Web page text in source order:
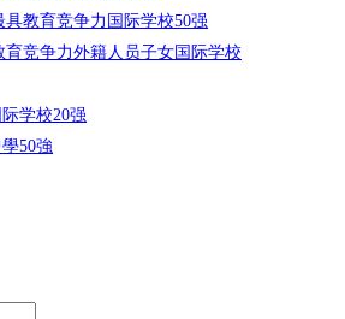
教育竞争力国际学校50强
育竞争力外籍人员子女国际学校
学校20强
50強